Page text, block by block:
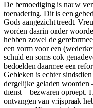
De bemoediging is nauw
toenadering. Dit is een
Gods aangezicht treedt.
worden daarin onder
hebben zowel de
een vorm voor een
schuld en soms ook
bedoelden daarmee een
Gebleken is echter
dergelijke geladen woorden
dienst – bezwaren oproept.
ontvangen van vrijspraak